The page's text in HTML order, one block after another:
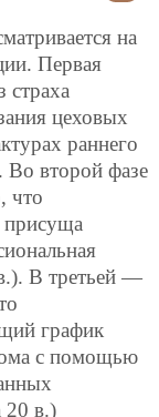
на
Первая
страха
цеховых
раннего
Во второй фазе
что
присуща
В третьей —
график
с помощью
20 в.)